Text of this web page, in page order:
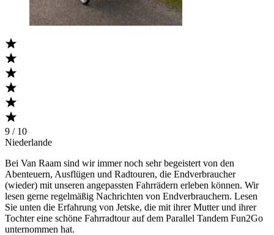
9 / 10
Niederlande
Bei Van Raam sind wir immer noch sehr begeistert von den
Abenteuern, Ausflügen und Radtouren, die Endverbraucher
(wieder) mit unseren angepassten Fahrrädern erleben können. Wir
lesen gerne regelmäßig Nachrichten von Endverbrauchern. Lesen
Sie unten die Erfahrung von Jetske, die mit ihrer Mutter und ihrer
Tochter eine schöne Fahrradtour auf dem Parallel Tandem Fun2Go
unternommen hat.